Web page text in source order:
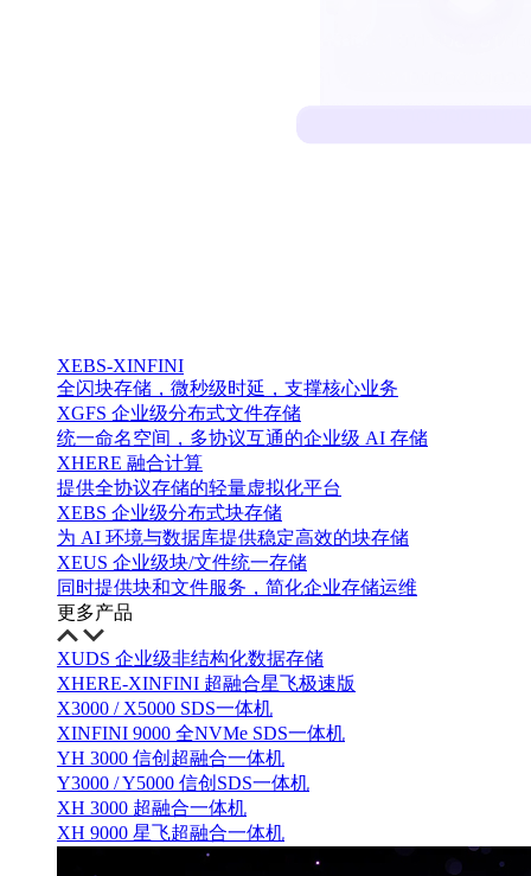
XEBS-XINFINI
全闪块存储，微秒级时延，支撑核心业务
XGFS 企业级分布式文件存储
统一命名空间，多协议互通的企业级 AI 存储
XHERE 融合计算
提供全协议存储的轻量虚拟化平台
XEBS 企业级分布式块存储
为 AI 环境与数据库提供稳定高效的块存储
XEUS 企业级块/文件统一存储
同时提供块和文件服务，简化企业存储运维
更多产品
XUDS 企业级非结构化数据存储
XHERE-XINFINI 超融合星飞极速版
X3000 / X5000 SDS一体机
XINFINI 9000 全NVMe SDS一体机
YH 3000 信创超融合一体机
Y3000 / Y5000 信创SDS一体机
XH 3000 超融合一体机
XH 9000 星飞超融合一体机